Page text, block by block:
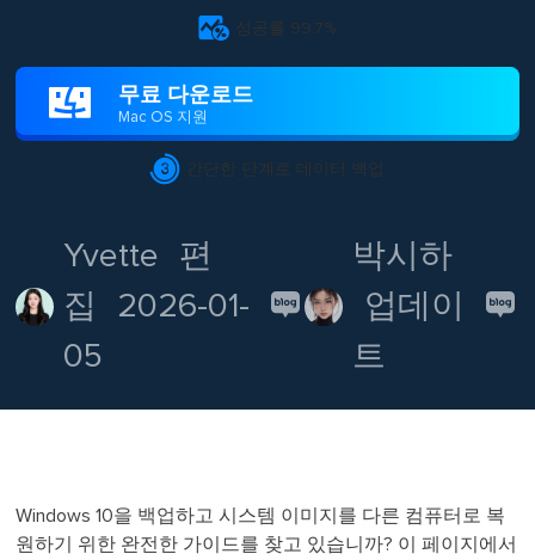
 성공률 99.7%
 무료 다운로드
Mac OS 지원
 간단한 단계로 데이터 백업
Yvette
편
집
2026-01-
05
박시하
업데이
트
Windows 10을 백업하고 시스템 이미지를 다른 컴퓨터로 복
원하기 위한 완전한 가이드를 찾고 있습니까? 이 페이지에서